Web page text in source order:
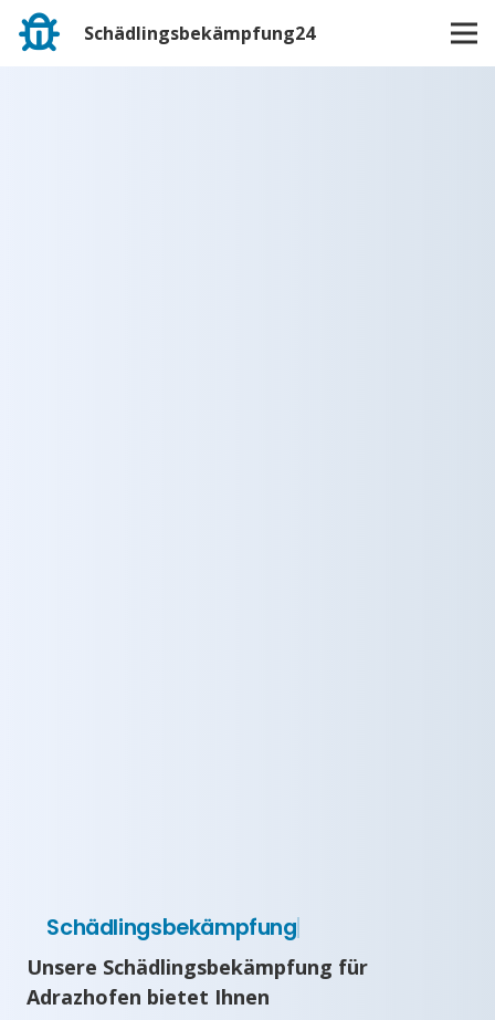
Schädlingsbekämpfung24
Schädlingsbekämpfung
Unsere Schädlingsbekämpfung für
Adrazhofen bietet Ihnen